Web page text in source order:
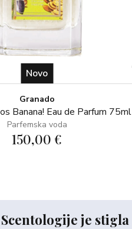
Novo
Granado
Banana! Eau de Parfum 75ml
Parfemska voda
150,00 €
je stigla